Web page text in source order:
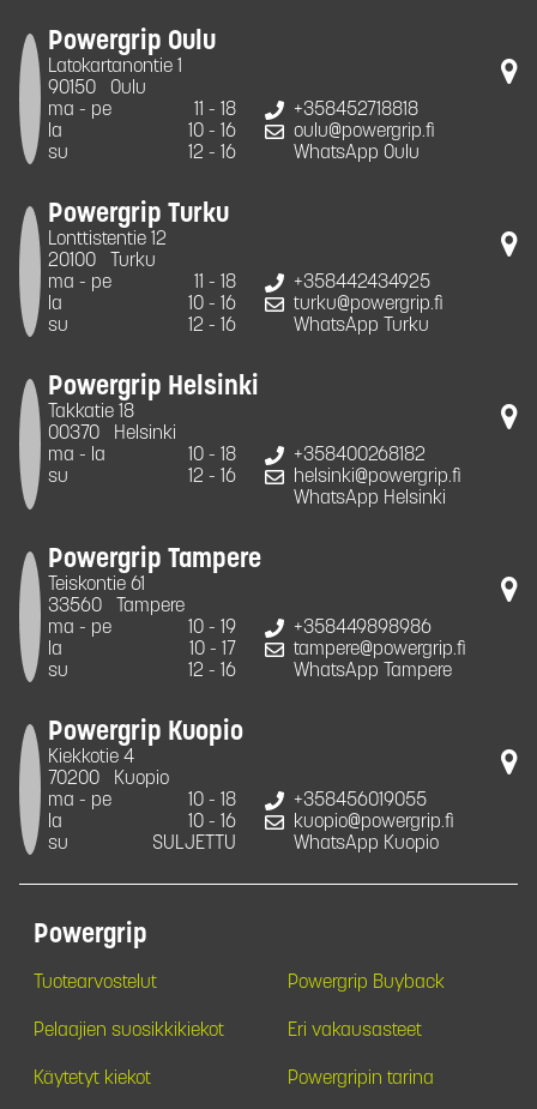
Powergrip Oulu
Latokartanontie 1
90150
Oulu
ma - pe
11 - 18
la
10 - 16
su
12 - 16
+358452718818
oulu@powergrip.fi
WhatsApp Oulu
Powergrip Turku
Lonttistentie 12
20100
Turku
ma - pe
11 - 18
la
10 - 16
su
12 - 16
+358442434925
turku@powergrip.fi
WhatsApp Turku
Powergrip Helsinki
Takkatie 18
00370
Helsinki
ma - la
10 - 18
su
12 - 16
+358400268182
helsinki@powergrip.fi
WhatsApp Helsinki
Powergrip Tampere
Teiskontie 61
33560
Tampere
ma - pe
10 - 19
la
10 - 17
su
12 - 16
+358449898986
tampere@powergrip.fi
WhatsApp Tampere
Powergrip Kuopio
Kiekkotie 4
70200
Kuopio
ma - pe
10 - 18
la
10 - 16
su
SULJETTU
+358456019055
kuopio@powergrip.fi
WhatsApp Kuopio
Powergrip
Tuotearvostelut Powergrip Buyback
Pelaajien suosikkikiekot Eri vakausasteet
Käytetyt kiekot Powergripin tarina